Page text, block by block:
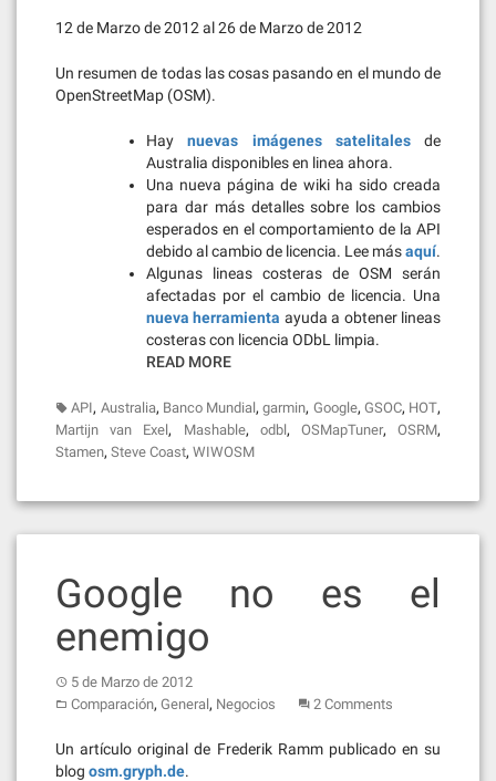
12 de Marzo de 2012 al 26 de Marzo de 2012
Un resumen de todas las cosas pasando en el mundo de
OpenStreetMap (OSM).
Haynuevas imágenes satelitalesde
Australia disponibles en linea ahora.
Una nueva página de wiki ha sido creada
para dar más detalles sobre los cambios
esperados en el comportamiento de la API
debido al cambio de licencia. Lee másaquí.
Algunas lineas costeras de OSM serán
afectadas por el cambio de licencia. Una
nueva herramienta ayuda a obtener lineas
costeras con licencia ODbL limpia.
READ MORE
API, Australia, Banco Mundial,garmin, Google, GSOC, HOT,
Martijn van Exel, Mashable, odbl, OSMapTuner,OSRM,
Stamen, Steve Coast, WIWOSM
Google no es el
enemigo
5 de Marzo de 2012
Comparación, General, Negocios 2 Comments
Un artículo original de Frederik Ramm publicado en su
blog osm.gryph.de.